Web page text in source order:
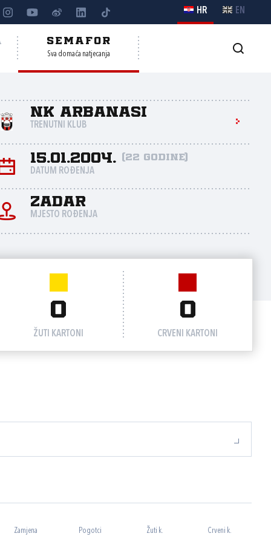
HR EN
SEMAFOR
Sva domaća natjecanja
NK Arbanasi
TRENUTNI KLUB
15.01.2004. (22 godine)
DATUM ROĐENJA
Zadar
MJESTO ROĐENJA
0
ŽUTI KARTONI
0
CRVENI KARTONI
Zamjena Pogotci Žuti k. Crveni k.